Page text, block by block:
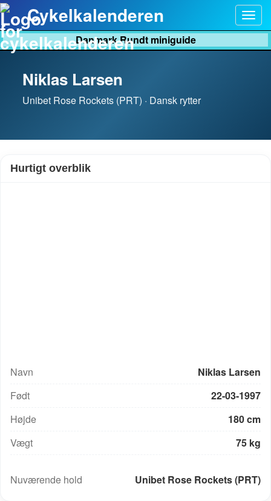
Cykelkalenderen
Danmark Rundt miniguide
Niklas Larsen
Unibet Rose Rockets (PRT) · Dansk rytter
Hurtigt overblik
Navn
Niklas Larsen
Født
22-03-1997
Højde
180 cm
Vægt
75 kg
Nuværende hold Unibet Rose Rockets (PRT)